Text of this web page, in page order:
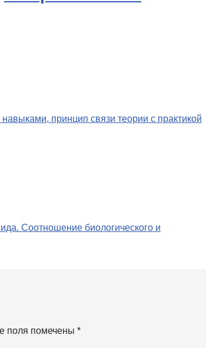
принцип связи теории с практикой
Соотношение биологического и
поля помечены *